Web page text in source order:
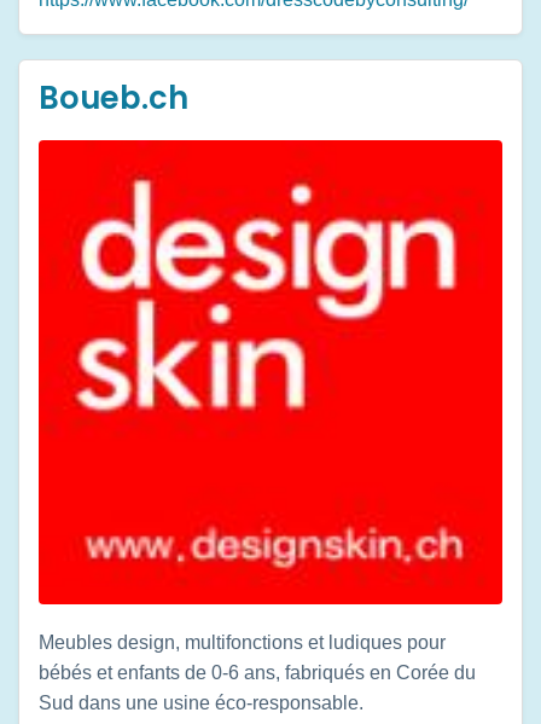
Boueb.ch
Meubles design, multifonctions et ludiques pour
bébés et enfants de 0-6 ans, fabriqués en Corée du
Sud dans une usine éco-responsable.